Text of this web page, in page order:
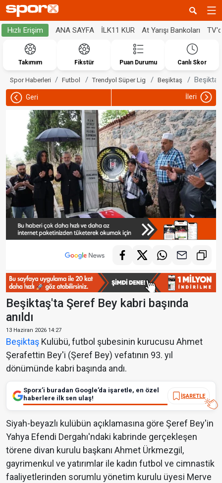
Hızlı Erişim ANA SAYFA İLK11 KUR At Yarışı Bankoları
Takımım Fikstür Puan Durumu Canlı Skor
Spor Haberleri Futbol Trendyol Süper Lig Beşiktaş
Geri İleri
Beşiktaş'ta Şeref Bey kabri başında
anıldı
13 Haziran 2026 14:27
Beşiktaş Kulübü, futbol şubesinin kurucusu Ahmet
Şerafettin Bey'i (Şeref Bey) vefatının 93. yıl
dönümünde kabri başında andı.
Sporx’i buradan Google’da işaretle, en özel
haberlere ilk sen ulaş!
İŞARETLE
Siyah-beyazlı kulübün açıklamasına göre Şeref Bey'in
Yahya Efendi Dergahı'ndaki kabrinde gerçekleşen
törene divan kurulu başkanı Ahmet Ürkmezgil,
gayrimenkul ve yatırımlar ile kadın futbol ve cimnastik
faaliyetlerinden sorumlu yönetim kurulu üyesi Merve